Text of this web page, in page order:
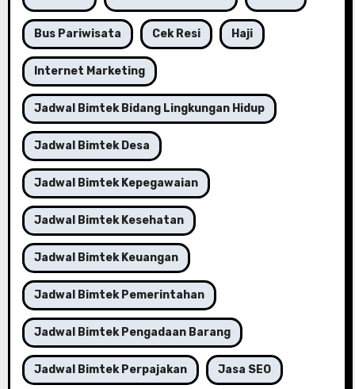
Bus Pariwisata Cek Resi Haji
Internet Marketing
Jadwal Bimtek Bidang Lingkungan Hidup
Jadwal Bimtek Desa
Jadwal Bimtek Kepegawaian
Jadwal Bimtek Kesehatan
Jadwal Bimtek Keuangan
Jadwal Bimtek Pemerintahan
Jadwal Bimtek Pengadaan Barang
Jadwal Bimtek Perpajakan Jasa SEO